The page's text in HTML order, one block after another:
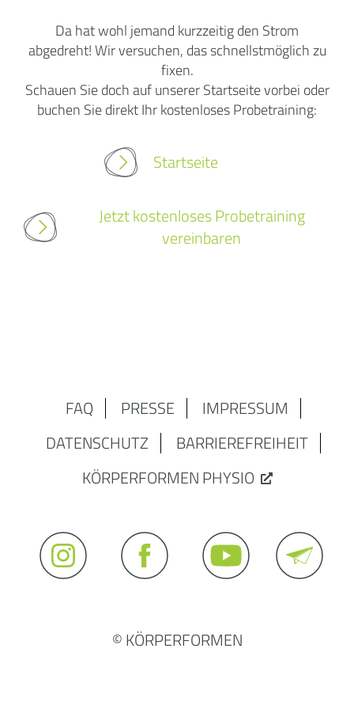
Da hat wohl jemand kurzzeitig den Strom
abgedreht! Wir versuchen, das schnellstmöglich zu
fixen.
Schauen Sie doch auf unserer Startseite vorbei oder
buchen Sie direkt Ihr kostenloses Probetraining:
Startseite
Jetzt kostenloses Probetraining
vereinbaren
FAQ PRESSE
IMPRESSUM
DATENSCHUTZ
BARRIEREFREIHEIT
KÖRPERFORMEN PHYSIO
© KÖRPERFORMEN